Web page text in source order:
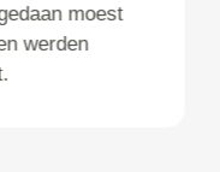
moest
werden